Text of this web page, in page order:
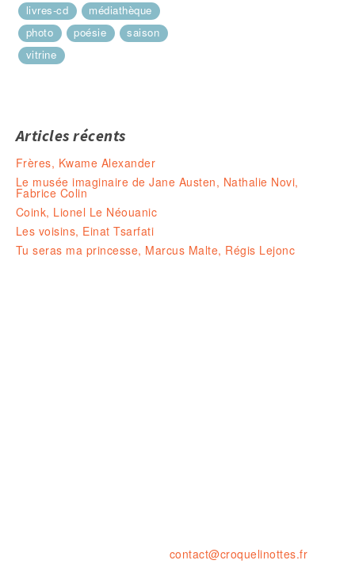
livres-cd
médiathèque
photo
poésie
saison
vitrine
Articles récents
Frères, Kwame Alexander
Le musée imaginaire de Jane Austen, Nathalie Novi,
Fabrice Colin
Coink, Lionel Le Néouanic
Les voisins, Einat Tsarfati
Tu seras ma princesse, Marcus Malte, Régis Lejonc
contact@croquelinottes.fr